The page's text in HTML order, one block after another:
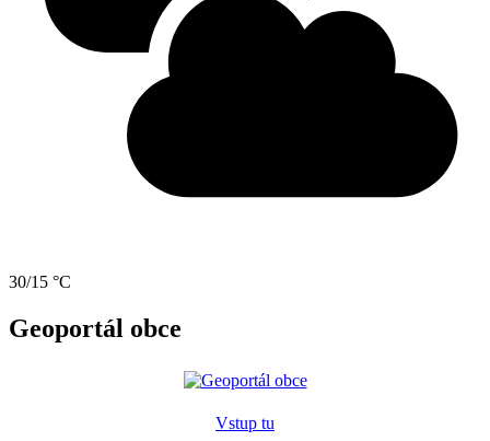
30/15 °C
Geoportál obce
Vstup tu